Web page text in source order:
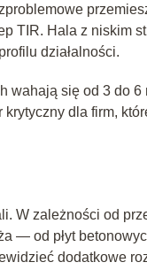
TIR. Hala z
działalności.
wahają się od 3 do
dla firm,
W zależności od
— od płyt
dodatkowe